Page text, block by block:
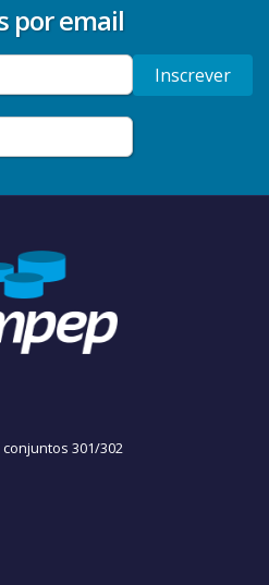
por email
Inscrever
conjuntos 301/302